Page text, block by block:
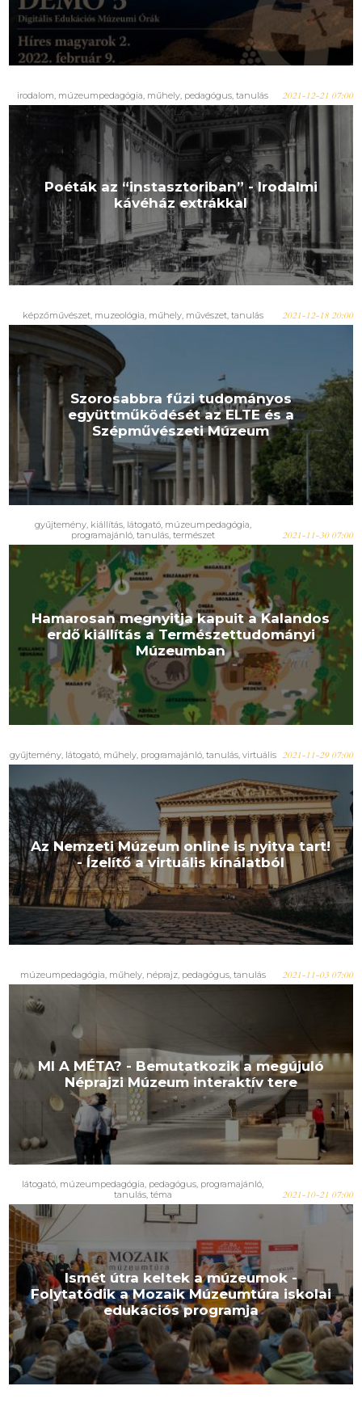
irodalom, múzeumpedagógia, műhely, pedagógus, tanulás 2021-12-21 07:00
Poéták az “instasztoriban” - Irodalmi
kávéház extrákkal
képzőművészet, muzeológia, műhely, művészet, tanulás 2021-12-18 20:00
Szorosabbra fűzi tudományos
együttműködését az ELTE és a
Szépművészeti Múzeum
gyűjtemény, kiállítás, látogató, múzeumpedagógia,
programajánló, tanulás, természet 2021-11-30 07:00
Hamarosan megnyitja kapuit a Kalandos
erdő kiállítás a Természettudományi
Múzeumban
gyűjtemény, látogató, műhely, programajánló, tanulás, virtuális 2021-11-29 07:00
Az Nemzeti Múzeum online is nyitva tart!
- Ízelítő a virtuális kínálatból
múzeumpedagógia, műhely, néprajz, pedagógus, tanulás 2021-11-03 07:00
MI A MÉTA? - Bemutatkozik a megújuló
Néprajzi Múzeum interaktív tere
látogató, múzeumpedagógia, pedagógus, programajánló,
tanulás, téma 2021-10-21 07:00
Ismét útra keltek a múzeumok -
Folytatódik a Mozaik Múzeumtúra iskolai
edukációs programja